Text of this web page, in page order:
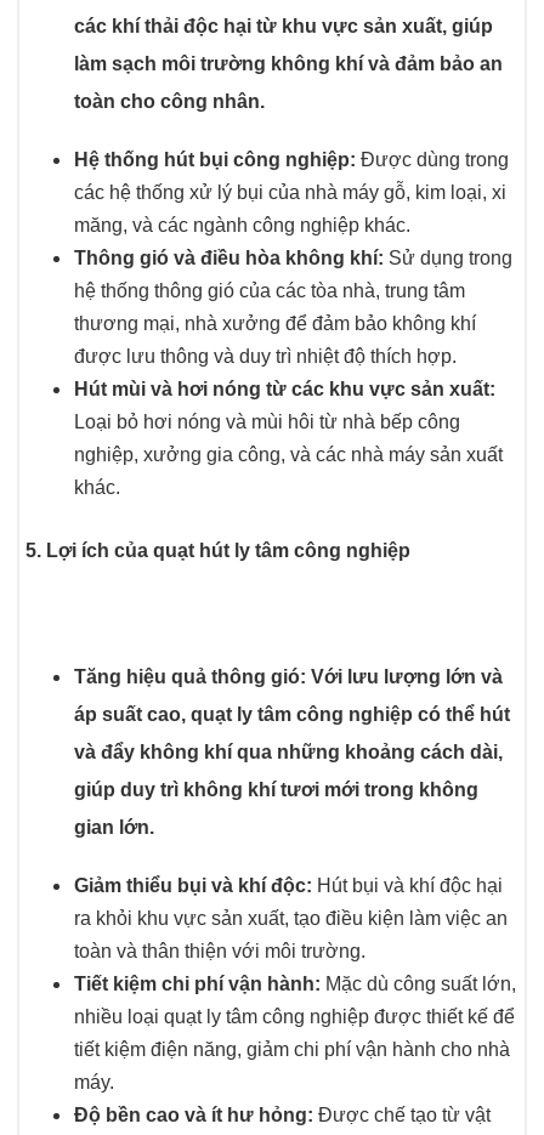
các khí thải độc hại từ khu vực sản xuất, giúp
làm sạch môi trường không khí và đảm bảo an
toàn cho công nhân.
Hệ thống hút bụi công nghiệp: Được dùng trong
các hệ thống xử lý bụi của nhà máy gỗ, kim loại, xi
măng, và các ngành công nghiệp khác.
Thông gió và điều hòa không khí: Sử dụng trong
hệ thống thông gió của các tòa nhà, trung tâm
thương mại, nhà xưởng để đảm bảo không khí
được lưu thông và duy trì nhiệt độ thích hợp.
Hút mùi và hơi nóng từ các khu vực sản xuất:
Loại bỏ hơi nóng và mùi hôi từ nhà bếp công
nghiệp, xưởng gia công, và các nhà máy sản xuất
khác.
5. Lợi ích của quạt hút ly tâm công nghiệp
Tăng hiệu quả thông gió: Với lưu lượng lớn và
áp suất cao, quạt ly tâm công nghiệp có thể hút
và đẩy không khí qua những khoảng cách dài,
giúp duy trì không khí tươi mới trong không
gian lớn.
Giảm thiểu bụi và khí độc: Hút bụi và khí độc hại
ra khỏi khu vực sản xuất, tạo điều kiện làm việc an
toàn và thân thiện với môi trường.
Tiết kiệm chi phí vận hành: Mặc dù công suất lớn,
nhiều loại quạt ly tâm công nghiệp được thiết kế để
tiết kiệm điện năng, giảm chi phí vận hành cho nhà
máy.
Độ bền cao và ít hư hỏng:Được chế tạo từ vật